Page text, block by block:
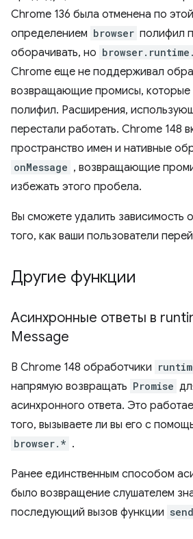
Chrome 136 была отменена по
определением browser полифил
оборачивать, но
Chrome еще не поддерживал
возвращающие промисы, которые
полифил. Расширения,
перестали работать. Chrome 148
пространство имен и нативные
onMessage , возвращающие
избежать этого пробела.
Вы сможете удалить зависимость
того, как ваши пользователи
Другие функции
Асинхронные ответы в
Message
В Chrome 148 обработчики
напрямую возвращать Promise
асинхронного ответа. Это
того, вызываете ли вы его с
browser.* .
Ранее единственным способом
было возвращение слушателем
последующий вызов функции